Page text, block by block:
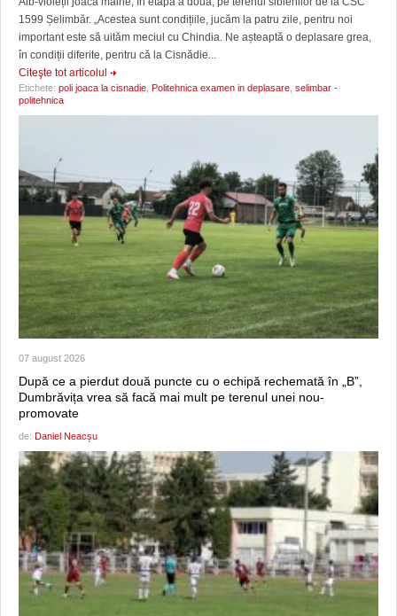
1599 Șelimbăr. „Acestea sunt condițiile, jucăm la patru zile, pentru noi
important este să uităm meciul cu Chindia. Ne așteaptă o deplasare grea,
în condiții diferite, pentru că la Cisnădie...
Citeşte tot articolul
Etichete: poli joaca la cisnadie Politehnica examen in deplasare selimbar -
politehnica
07 august 2026
După ce a pierdut două puncte cu o echipă rechemată în „B”,
Dumbrăvița vrea să facă mai mult pe terenul unei nou-
promovate
de: Daniel Neacșu